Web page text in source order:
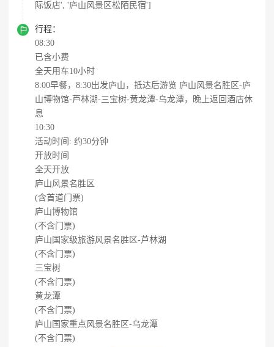
际饭店', '庐山风景区松陌民宿']

行程：
08:30
已含小费
全天用车10小时
8:00早餐，8:30出发庐山，抵达后游览 庐山风景名胜区-庐
山博物馆-芦林湖-三宝树-黄龙潭-乌龙潭，晚上返回酒店休
息
10:30
活动时间: 约30分钟
开放时间
全天开放
庐山风景名胜区
(含首道门票)
庐山博物馆
(不含门票)
庐山国家级旅游风景名胜区-芦林湖
(不含门票)
三宝树
(不含门票)
黄龙潭
(不含门票)
庐山国家重点风景名胜区-乌龙潭
(不含门票)